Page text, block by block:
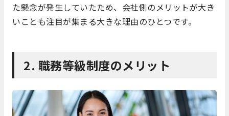
た懸念が発生していたため、会社側のメリットが大き
いことも注目が集まる大きな理由のひとつです。
2. 職務等級制度のメリット